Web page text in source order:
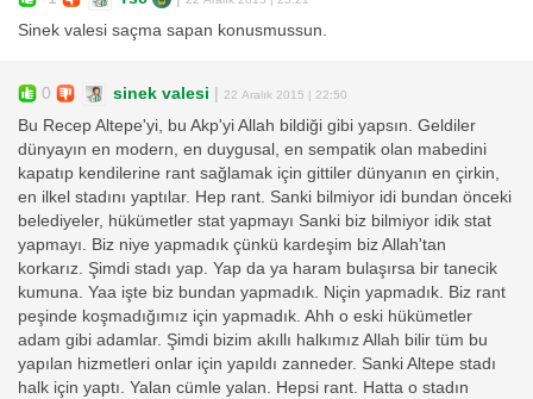
Sinek valesi saçma sapan konusmussun.
0 sinek valesi 22 Aralık 2015 | 22:50
Bu Recep Altepe'yi, bu Akp'yi Allah bildiği gibi yapsın. Geldiler
dünyayın en modern, en duygusal, en sempatik olan mabedini
kapatıp kendilerine rant sağlamak için gittiler dünyanın en çirkin,
en ilkel stadını yaptılar. Hep rant. Sanki bilmiyor idi bundan önceki
belediyeler, hükümetler stat yapmayı Sanki biz bilmiyor idik stat
yapmayı. Biz niye yapmadık çünkü kardeşim biz Allah'tan
korkarız. Şimdi stadı yap. Yap da ya haram bulaşırsa bir tanecik
kumuna. Yaa işte biz bundan yapmadık. Niçin yapmadık. Biz rant
peşinde koşmadığımız için yapmadık. Ahh o eski hükümetler
adam gibi adamlar. Şimdi bizim akıllı halkımız Allah bilir tüm bu
yapılan hizmetleri onlar için yapıldı zanneder. Sanki Altepe stadı
halk için yaptı. Yalan cümle yalan. Hepsi rant. Hatta o stadın